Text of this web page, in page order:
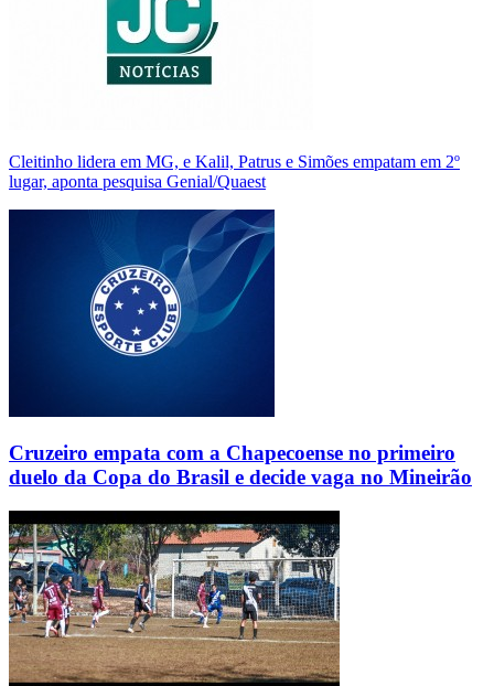
Cleitinho lidera em MG, e Kalil, Patrus e Simões empatam em 2º
lugar, aponta pesquisa Genial/Quaest
Cruzeiro empata com a Chapecoense no primeiro
duelo da Copa do Brasil e decide vaga no Mineirão